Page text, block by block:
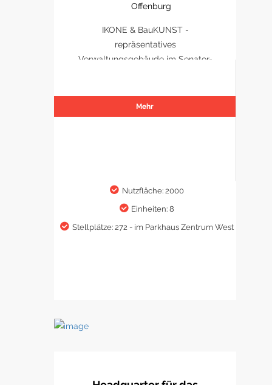
Offenburg
IKONE & BauKUNST -
repräsentatives
Verwaltungsgebäude im Senator-
Mehr
Nutzfläche: 2000
Einheiten: 8
Stellplätze: 272 - im Parkhaus Zentrum West